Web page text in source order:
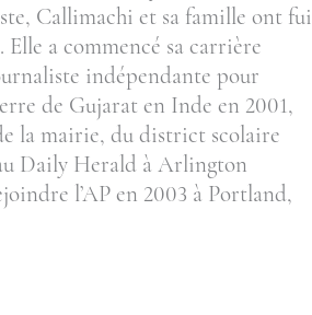
Callimachi et sa famille ont fui
Elle a commencé sa carrière
indépendante pour
de Gujarat en Inde en 2001,
la mairie, du district scolaire
Daily Herald à Arlington
l’AP en 2003 à Portland,